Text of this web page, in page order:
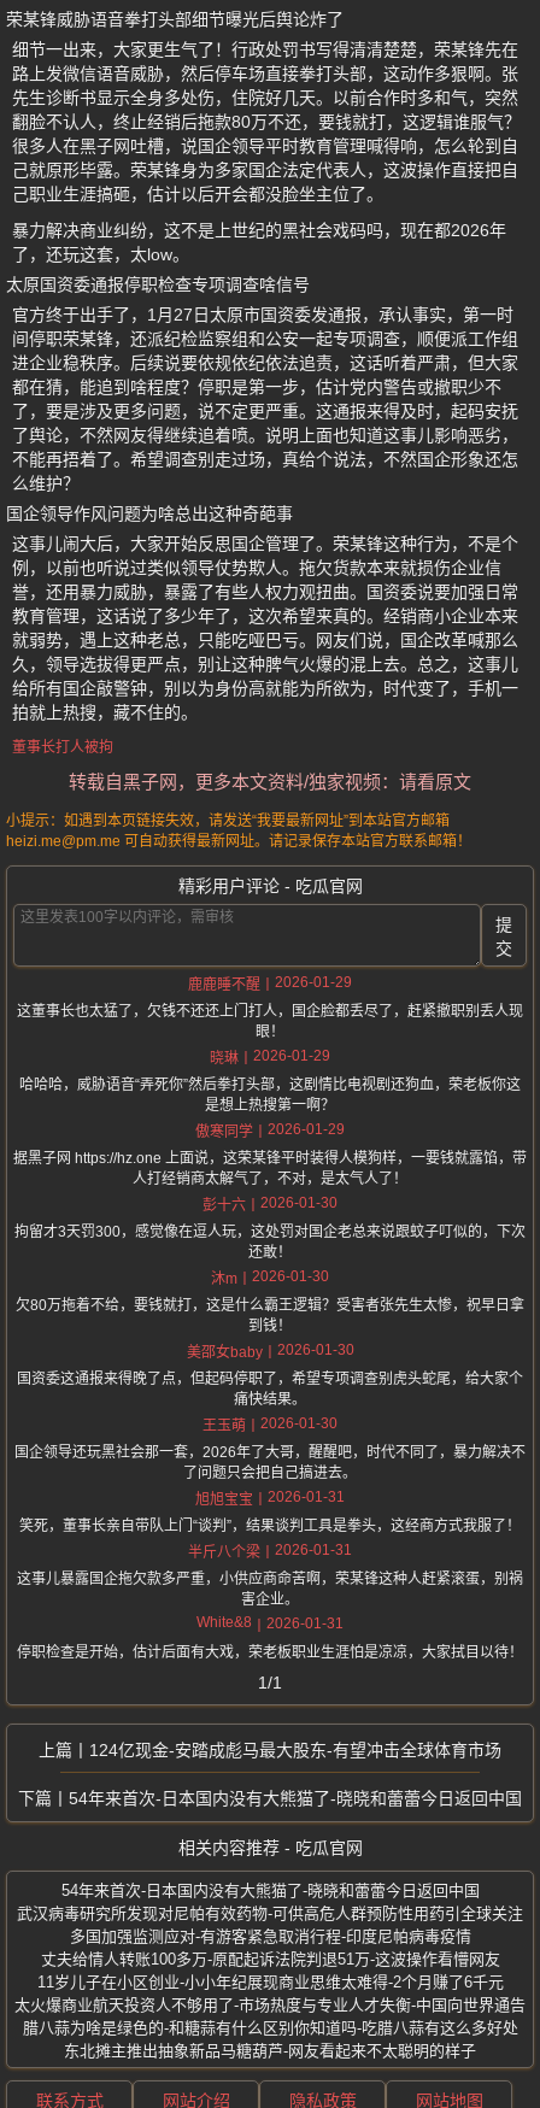
荣某锋威胁语音拳打头部细节曝光后舆论炸了
细节一出来，大家更生气了！行政处罚书写得清清楚楚，荣某锋先在
路上发微信语音威胁，然后停车场直接拳打头部，这动作多狠啊。张
先生诊断书显示全身多处伤，住院好几天。以前合作时多和气，突然
翻脸不认人，终止经销后拖款80万不还，要钱就打，这逻辑谁服气？
很多人在黑子网吐槽，说国企领导平时教育管理喊得响，怎么轮到自
己就原形毕露。荣某锋身为多家国企法定代表人，这波操作直接把自
己职业生涯搞砸，估计以后开会都没脸坐主位了。
暴力解决商业纠纷，这不是上世纪的黑社会戏码吗，现在都2026年
了，还玩这套，太low。
太原国资委通报停职检查专项调查啥信号
官方终于出手了，1月27日太原市国资委发通报，承认事实，第一时
间停职荣某锋，还派纪检监察组和公安一起专项调查，顺便派工作组
进企业稳秩序。后续说要依规依纪依法追责，这话听着严肃，但大家
都在猜，能追到啥程度？停职是第一步，估计党内警告或撤职少不
了，要是涉及更多问题，说不定更严重。这通报来得及时，起码安抚
了舆论，不然网友得继续追着喷。说明上面也知道这事儿影响恶劣，
不能再捂着了。希望调查别走过场，真给个说法，不然国企形象还怎
么维护？
国企领导作风问题为啥总出这种奇葩事
这事儿闹大后，大家开始反思国企管理了。荣某锋这种行为，不是个
例，以前也听说过类似领导仗势欺人。拖欠货款本来就损伤企业信
誉，还用暴力威胁，暴露了有些人权力观扭曲。国资委说要加强日常
教育管理，这话说了多少年了，这次希望来真的。经销商小企业本来
就弱势，遇上这种老总，只能吃哑巴亏。网友们说，国企改革喊那么
久，领导选拔得更严点，别让这种脾气火爆的混上去。总之，这事儿
给所有国企敲警钟，别以为身份高就能为所欲为，时代变了，手机一
拍就上热搜，藏不住的。
董事长打人被拘
转载自黑子网，更多本文资料/独家视频：请看原文
小提示：如遇到本页链接失效，请发送“我要最新网址”到本站官方邮箱
heizi.me@pm.me 可自动获得最新网址。请记录保存本站官方联系邮箱！
精彩用户评论 - 吃瓜官网
提
交
鹿鹿睡不醒
2026-01-29
这董事长也太猛了，欠钱不还还上门打人，国企脸都丢尽了，赶紧撤职别丢人现
眼！
晓琳
2026-01-29
哈哈哈，威胁语音“弄死你”然后拳打头部，这剧情比电视剧还狗血，荣老板你这
是想上热搜第一啊？
傲寒同学
2026-01-29
据黑子网 https://hz.one 上面说，这荣某锋平时装得人模狗样，一要钱就露馅，带
人打经销商太解气了，不对，是太气人了！
彭十六
2026-01-30
拘留才3天罚300，感觉像在逗人玩，这处罚对国企老总来说跟蚊子叮似的，下次
还敢！
沐m
2026-01-30
欠80万拖着不给，要钱就打，这是什么霸王逻辑？受害者张先生太惨，祝早日拿
到钱！
美邵女baby
2026-01-30
国资委这通报来得晚了点，但起码停职了，希望专项调查别虎头蛇尾，给大家个
痛快结果。
王玉萌
2026-01-30
国企领导还玩黑社会那一套，2026年了大哥，醒醒吧，时代不同了，暴力解决不
了问题只会把自己搞进去。
旭旭宝宝
2026-01-31
笑死，董事长亲自带队上门“谈判”，结果谈判工具是拳头，这经商方式我服了！
半斤八个梁
2026-01-31
这事儿暴露国企拖欠款多严重，小供应商命苦啊，荣某锋这种人赶紧滚蛋，别祸
害企业。
White&8
2026-01-31
停职检查是开始，估计后面有大戏，荣老板职业生涯怕是凉凉，大家拭目以待！
1/1
124亿现金-安踏成彪马最大股东-有望冲击全球体育市场
54年来首次-日本国内没有大熊猫了-晓晓和蕾蕾今日返回中国
相关内容推荐 - 吃瓜官网
54年来首次-日本国内没有大熊猫了-晓晓和蕾蕾今日返回中国
武汉病毒研究所发现对尼帕有效药物-可供高危人群预防性用药引全球关注
多国加强监测应对-有游客紧急取消行程-印度尼帕病毒疫情
丈夫给情人转账100多万-原配起诉法院判退51万-这波操作看懵网友
11岁儿子在小区创业-小小年纪展现商业思维太难得-2个月赚了6千元
太火爆商业航天投资人不够用了-市场热度与专业人才失衡-中国向世界通告
腊八蒜为啥是绿色的-和糖蒜有什么区别你知道吗-吃腊八蒜有这么多好处
东北摊主推出抽象新品马糖葫芦-网友看起来不太聪明的样子
联系方式 网站介绍 隐私政策 网站地图